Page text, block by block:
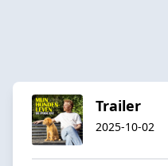
Trailer
2025-10-02